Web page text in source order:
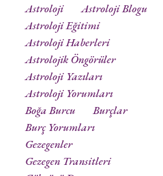
Astroloji
Astroloji Blogu
Astroloji Eğitimi
Astroloji Haberleri
Astrolojik Öngörüler
Astroloji Yazıları
Astroloji Yorumları
Boğa Burcu
Burçlar
Burç Yorumları
Gezegenler
Gezegen Transitleri